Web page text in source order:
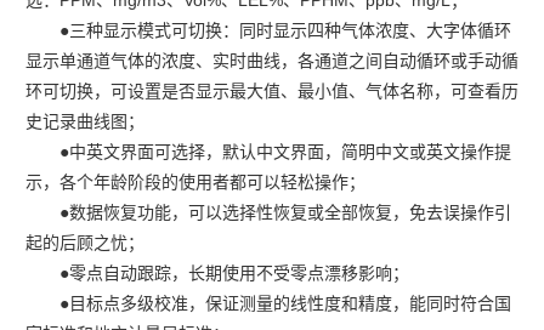
选：PPM、mg/m3、Vol%、LEL%、PPHM、ppb、mg/L；
●三种显示模式可切换：同时显示四种气体浓度、大字体循环
显示单通道气体的浓度、实时曲线，各通道之间自动循环或手动循
环可切换，可设置是否显示最大值、最小值、气体名称，可查看历
史记录曲线图；
●中英文界面可选择，默认中文界面，简明中文或英文操作提
示，各个年龄阶段的使用者都可以轻松操作；
●数据恢复功能，可以选择性恢复或全部恢复，免去误操作引
起的后顾之忧；
●零点自动跟踪，长期使用不受零点漂移影响；
●目标点多级校准，保证测量的线性度和精度，能同时符合国